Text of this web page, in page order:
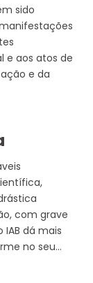
sido
e aos atos de
e da
com grave
dá mais
no seu…